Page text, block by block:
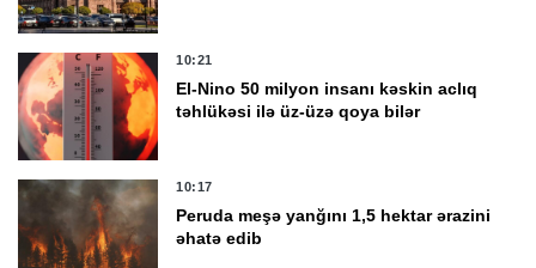
10:21
El-Nino 50 milyon insanı kəskin aclıq
təhlükəsi ilə üz-üzə qoya bilər
10:17
Peruda meşə yanğını 1,5 hektar ərazini
əhatə edib